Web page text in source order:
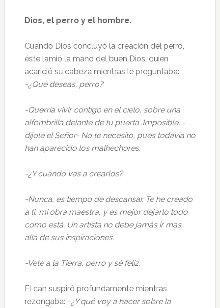
Dios, el perro y el hombre.
Cuando Dios concluyó la creación del perro,
éste lamió la mano del buen Dios, quien
acarició su cabeza mientras le preguntaba:
-¿Qué deseas, perro?
-Querría vivir contigo en el cielo, sobre una
alfombrilla delante de tu puerta .Imposible, -
díjole el Señor- No te necesito, pues todavía no
han aparecido los malhechores.
-¿Y cuándo vas a crearlos?
-Nunca, es tiempo de descansar. Te he creado
a ti, mi obra maestra, y es mejor dejarlo todo
como está. Un artista no debe jamás ir mas
allá de sus inspiraciones.
-Vete a la Tierra, perro y sé feliz.
El can suspiró profundamente mientras
rezongaba: -¿Y qué voy a hacer sobre la